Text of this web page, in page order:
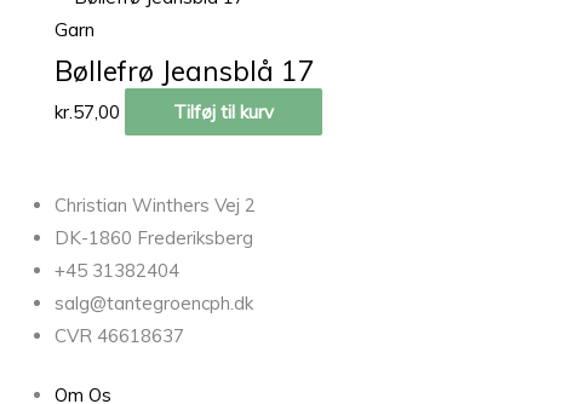
Garn
Bøllefrø Jeansblå 17
kr.57,00 Tilføj til kurv
Christian Winthers Vej 2
DK-1860 Frederiksberg
+45 31382404
salg@tantegroencph.dk
CVR 46618637
Om Os